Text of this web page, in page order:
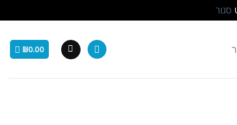
סגור
₪0.00